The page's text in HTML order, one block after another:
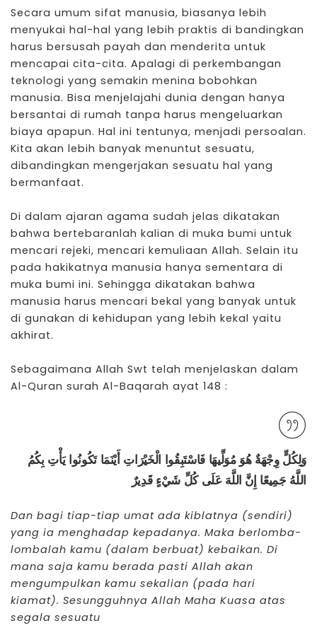
Secara umum sifat manusia, biasanya lebih
menyukai hal-hal yang lebih praktis di bandingkan
harus bersusah payah dan menderita untuk
mencapai cita-cita. Apalagi di perkembangan
teknologi yang semakin menina bobohkan
manusia. Bisa menjelajahi dunia dengan hanya
bersantai di rumah tanpa harus mengeluarkan
biaya apapun. Hal ini tentunya, menjadi persoalan.
Kita akan lebih banyak menuntut sesuatu,
dibandingkan mengerjakan sesuatu hal yang
bermanfaat.
Di dalam ajaran agama sudah jelas dikatakan
bahwa bertebaranlah kalian di muka bumi untuk
mencari rejeki, mencari kemuliaan Allah. Selain itu
pada hakikatnya manusia hanya sementara di
muka bumi ini. Sehingga dikatakan bahwa
manusia harus mencari bekal yang banyak untuk
di gunakan di kehidupan yang lebih kekal yaitu
akhirat.
Sebagaimana Allah Swt telah menjelaskan dalam
Al-Quran surah Al-Baqarah ayat 148 :
وَلِكُلٍّ وِجْهَةٌ هُوَ مُوَلِّيهَا فَاسْتَبِقُوا الْخَيْرَاتِ أَيْنَمَا تَكُونُوا يَأْتِ بِكُمُ
اللَّهُ جَمِيعًا إِنَّ اللَّهَ عَلَى كُلِّ شَيْءٍ قَدِيرٌ
Dan bagi tiap-tiap umat ada kiblatnya (sendiri)
yang ia menghadap kepadanya. Maka berlomba-
lombalah kamu (dalam berbuat) kebaikan. Di
mana saja kamu berada pasti Allah akan
mengumpulkan kamu sekalian (pada hari
kiamat). Sesungguhnya Allah Maha Kuasa atas
segala sesuatu